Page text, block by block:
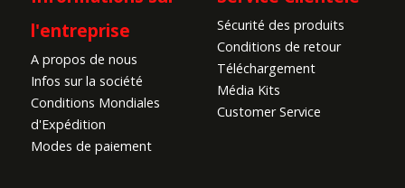
l'entreprise
A propos de nous
Infos sur la société
Conditions Mondiales
d'Expédition
Modes de paiement
Sécurité des produits
Conditions de retour
Téléchargement
Média Kits
Customer Service